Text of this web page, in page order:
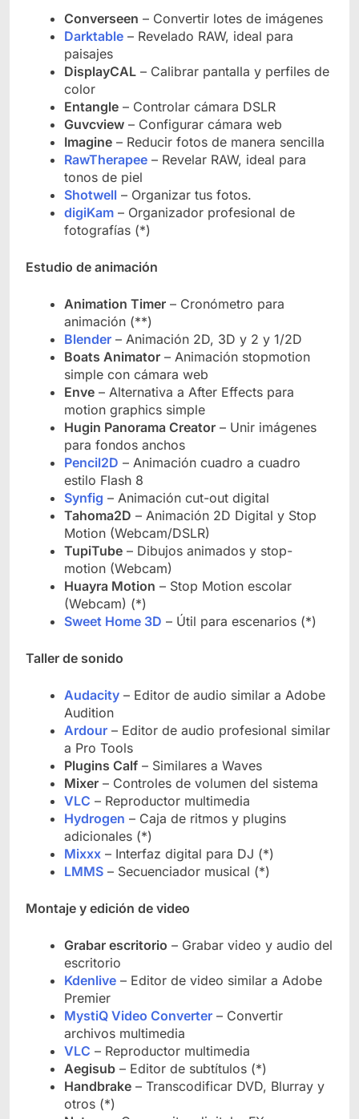
Converseen – Convertir lotes de imágenes
Darktable – Revelado RAW, ideal para
paisajes
DisplayCAL – Calibrar pantalla y perfiles de
color
Entangle – Controlar cámara DSLR
Guvcview – Configurar cámara web
Imagine – Reducir fotos de manera sencilla
RawTherapee – Revelar RAW, ideal para
tonos de piel
Shotwell – Organizar tus fotos.
digiKam – Organizador profesional de
fotografías (*)
Estudio de animación
Animation Timer – Cronómetro para
animación (**)
Blender – Animación 2D, 3D y 2 y 1/2D
Boats Animator – Animación stopmotion
simple con cámara web
Enve – Alternativa a After Effects para
motion graphics simple
Hugin Panorama Creator – Unir imágenes
para fondos anchos
Pencil2D – Animación cuadro a cuadro
estilo Flash 8
Synfig – Animación cut-out digital
Tahoma2D – Animación 2D Digital y Stop
Motion (Webcam/DSLR)
TupiTube – Dibujos animados y stop-
motion (Webcam)
Huayra Motion – Stop Motion escolar
(Webcam) (*)
Sweet Home 3D – Útil para escenarios (*)
Taller de sonido
Audacity – Editor de audio similar a Adobe
Audition
Ardour – Editor de audio profesional similar
a Pro Tools
Plugins Calf – Similares a Waves
Mixer – Controles de volumen del sistema
VLC – Reproductor multimedia
Hydrogen – Caja de ritmos y plugins
adicionales (*)
Mixxx – Interfaz digital para DJ (*)
LMMS – Secuenciador musical (*)
Montaje y edición de video
Grabar escritorio – Grabar video y audio del
escritorio
Kdenlive – Editor de video similar a Adobe
Premier
MystiQ Video Converter – Convertir
archivos multimedia
VLC – Reproductor multimedia
Aegisub – Editor de subtítulos (*)
Handbrake – Transcodificar DVD, Blurray y
otros (*)